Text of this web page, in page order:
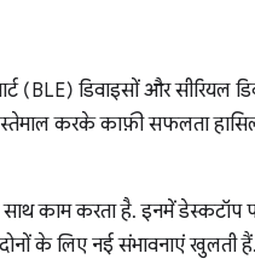
(BLE) डिवाइसों और सीरियल
करके काफ़ी सफलता
काम करता है. इनमें डेस्कटॉप
के लिए नई संभावनाएं खुलती